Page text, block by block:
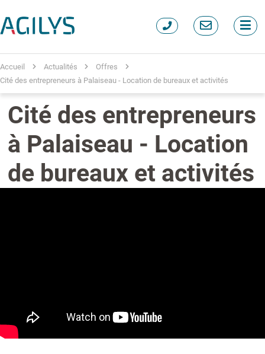
Accueil Actualités
Offres
Cité des entrepreneurs à Palaiseau - Location de bureaux et activités
Cité des entrepreneurs
à Palaiseau - Location
de bureaux et activités